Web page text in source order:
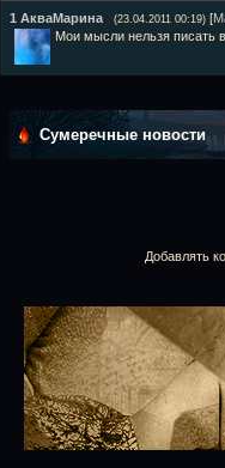
1 АкваМарина (23.04.2011 00:19) [
Мои мысли нельзя писать
Сумеречные новости
Добавлять